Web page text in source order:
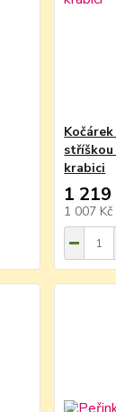
stříškou
krabici
1 219
1 007 Kč